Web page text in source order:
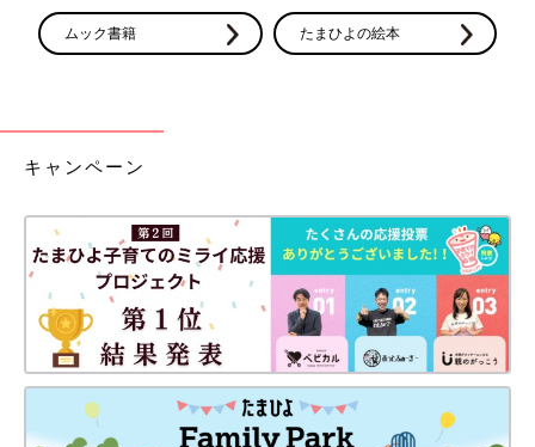
ムック書籍 たまひよの絵本
キャンペーン